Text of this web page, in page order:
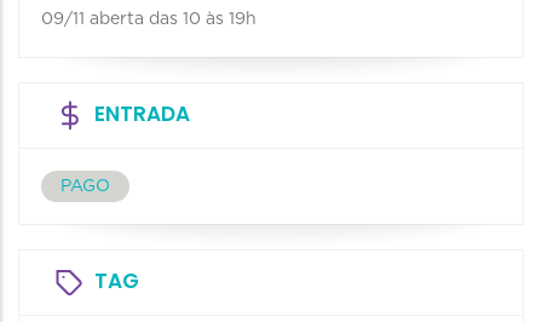
09/11 aberta das 10 às 19h
ENTRADA
PAGO
TAG